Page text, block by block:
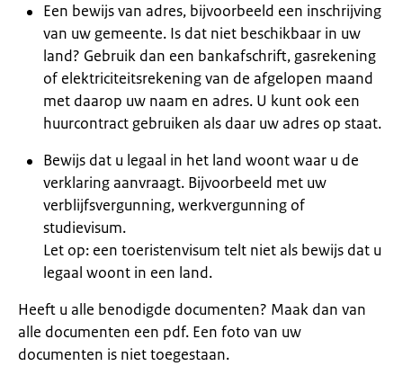
Een bewijs van adres, bijvoorbeeld een inschrijving
van uw gemeente. Is dat niet beschikbaar in uw
land? Gebruik dan een bankafschrift, gasrekening
of elektriciteitsrekening van de afgelopen maand
met daarop uw naam en adres. U kunt ook een
huurcontract gebruiken als daar uw adres op staat.
Bewijs dat u legaal in het land woont waar u de
verklaring aanvraagt. Bijvoorbeeld met uw
verblijfsvergunning, werkvergunning of
studievisum.
Let op: een toeristenvisum telt niet als bewijs dat u
legaal woont in een land.
Heeft u alle benodigde documenten? Maak dan van
alle documenten een pdf. Een foto van uw
documenten is niet toegestaan.